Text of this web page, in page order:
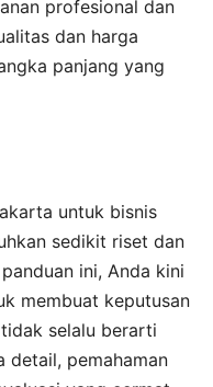
profesional dan
dan harga
panjang yang
untuk bisnis
sedikit riset dan
ini, Anda kini
membuat keputusan
selalu berarti
detail, pemahaman